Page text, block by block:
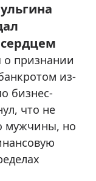
о признании
из-
бизнес-
что не
мужчины, но